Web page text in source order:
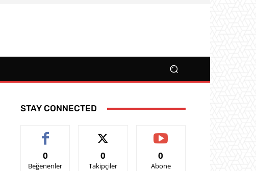
STAY CONNECTED
0
Beğenenler
0
Takipçiler
0
Abone